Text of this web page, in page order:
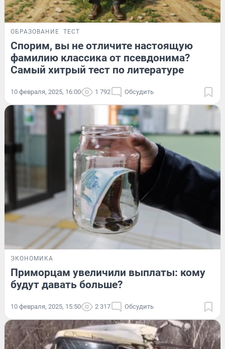
ОБРАЗОВАНИЕ ТЕСТ
Спорим, вы не отличите настоящую
фамилию классика от псевдонима?
Самый хитрый тест по литературе
10 февраля, 2025, 16:00 1 792 Обсудить
ЭКОНОМИКА
Приморцам увеличили выплаты: кому
будут давать больше?
10 февраля, 2025, 15:50 2 317 Обсудить